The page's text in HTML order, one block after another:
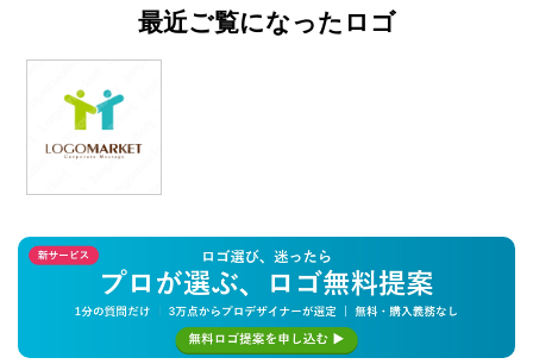
最近ご覧になったロゴ